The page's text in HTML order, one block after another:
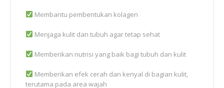
Membantu pembentukan kolagen
Menjaga kulit dan tubuh agar tetap sehat
Memberikan nutrisi yang baik bagi tubuh dan kulit
Memberikan efek cerah dan kenyal di bagian kulit,
terutama pada area wajah